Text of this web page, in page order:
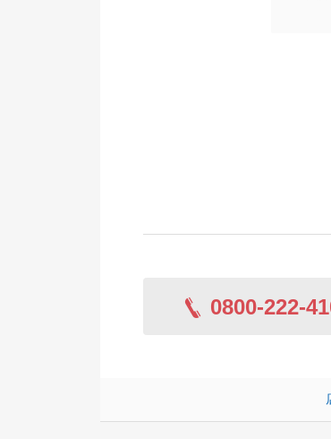
0800-222-